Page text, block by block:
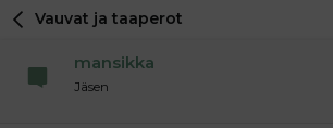
e
t
m
i
Vauvat ja taaperot
mansikka
Jäsen